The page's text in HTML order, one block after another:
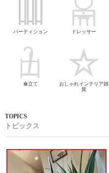
パーティション ドレッサー
傘立て
おしゃれインテリア雑
貨
トピックス